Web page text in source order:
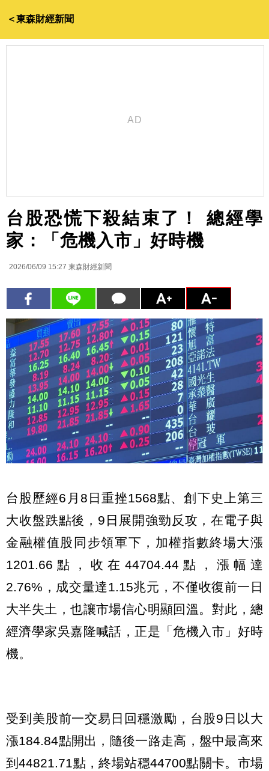
＜東森財經新聞
台股恐慌下殺結束了！ 總經學
家：「危機入市」好時機
2026/06/09 15:27 東森財經新聞
台股歷經6月8日重挫1568點、創下史上第三
大收盤跌點後，9日展開強勁反攻，在電子與
金融權值股同步領軍下，加權指數終場大漲
1201.66點，收在44704.44點，漲幅達
2.76%，成交量達1.15兆元，不僅收復前一日
大半失土，也讓市場信心明顯回溫。對此，總
經濟學家吳嘉隆喊話，正是「危機入市」好時
機。
受到美股前一交易日回穩激勵，台股9日以大
漲184.84點開出，隨後一路走高，盤中最高來
到44821.71點，終場站穩44700點關卡。市場